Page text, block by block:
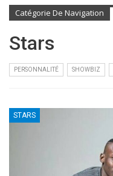
Catégorie De Navigation
Stars
PERSONNALITÉ SHOWBIZ
STARS